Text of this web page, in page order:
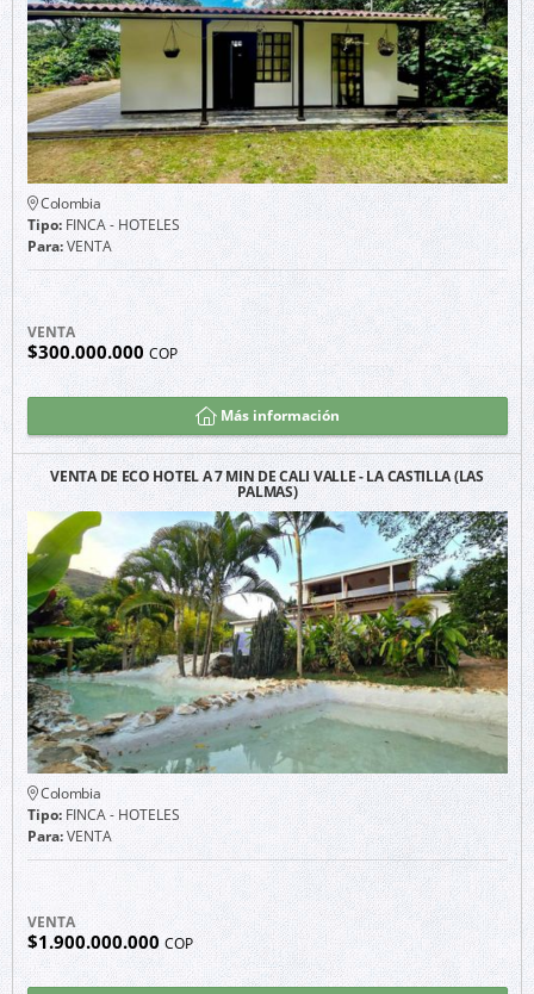
Colombia
Tipo:FINCA - HOTELES
Para:VENTA
VENTA
$300.000.000COP
Más información
VENTA DE ECO HOTEL A 7 MIN DE CALI VALLE - LA CASTILLA (LAS
PALMAS)
Colombia
Tipo:FINCA - HOTELES
Para:VENTA
VENTA
$1.900.000.000 COP